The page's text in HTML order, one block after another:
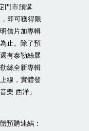
門市預購
即可獲得限
信片加專輯
止。除了預
有泰勒絲展
絲全新專輯
線，實體發
樂 西洋」
預購連結：